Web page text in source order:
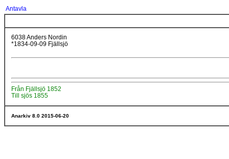
Antavla
6038 Anders Nordin
*1834-09-09 Fjällsjö
Från Fjällsjö 1852
Till sjös 1855
Anarkiv 8.0 2015-06-20